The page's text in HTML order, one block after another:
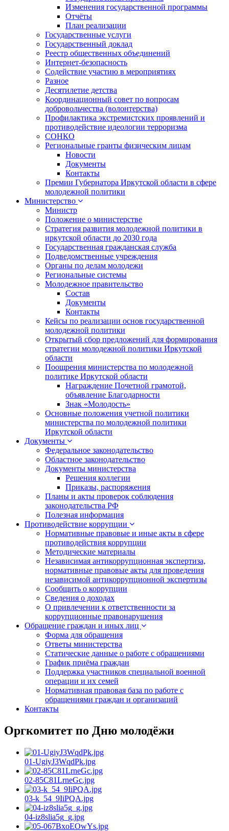
Изменения государственной программы
Отчёты
План реализации
Государственные услуги
Государственный доклад
Реестр общественных объединений
Интернет-безопасность
Содействие участию в мероприятиях
Разное
Десятилетие детства
Координационный совет по вопросам
добровольчества (волонтерства)
Профилактика экстремистских проявлений и
противодействие идеологии терроризма
СОНКО
Региональные гранты физическим лицам
Новости
Документы
Контакты
Премии Губернатора Иркутской области в сфере
молодежной политики
Министерство
Министр
Положение о министерстве
Стратегия развития молодежной политики в
иркутской области до 2030 года
Государственная гражданская служба
Подведомственные учреждения
Органы по делам молодежи
Региональные системы
Молодежное правительство
Состав
Документы
Контакты
Кейсы по реализации основ государственной
молодежной политики
Открытый сбор предложений для формирования
стратегии молодежной политики Иркутской
области
Поощрения министерства по молодежной
политике Иркутской области
Награждение Почетной грамотой,
объявление Благодарности
Знак «Молодость»
Основные положения учетной политики
министерства по молодежной политики
Иркутской области
Документы
Федеральное законодательство
Областное законодательство
Документы министерства
Решения коллегии
Приказы, распоряжения
Планы и акты проверок соблюдения
законодательства РФ
Полезная информация
Противодействие коррупции
Нормативные правовые и иные акты в сфере
противодействия коррупции
Методические материалы
Независимая антикоррупционная экспертиза,
нормативные правовые акты для проведения
независимой антикоррупционной экспертизы
Сообщить о коррупции
Сведения о доходах
О привлечении к ответственности за
коррупционные правонарушения
Обращение граждан и иных лиц
Форма для обращения
Ответы министерства
Статические данные о работе с обращениями
График приёма граждан
Поддержка участников специальной военной
операции и их семей
Нормативная правовая база по работе с
обращениями граждан и организаций
Контакты
Оргкомитет по Дню молодёжи
01-UgiyJ3WqdPk.jpg
02-85C81LrneGc.jpg
03-k_54_9IiPQA.jpg
04-iz8slia5g_g.jpg